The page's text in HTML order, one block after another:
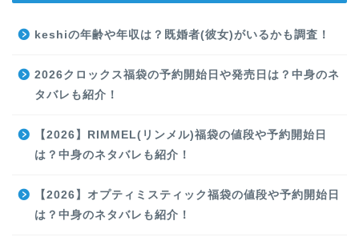
keshiの年齢や年収は？既婚者(彼女)がいるかも調査！
2026クロックス福袋の予約開始日や発売日は？中身のネ
タバレも紹介！
【2026】RIMMEL(リンメル)福袋の値段や予約開始日
は？中身のネタバレも紹介！
【2026】オプティミスティック福袋の値段や予約開始日
は？中身のネタバレも紹介！